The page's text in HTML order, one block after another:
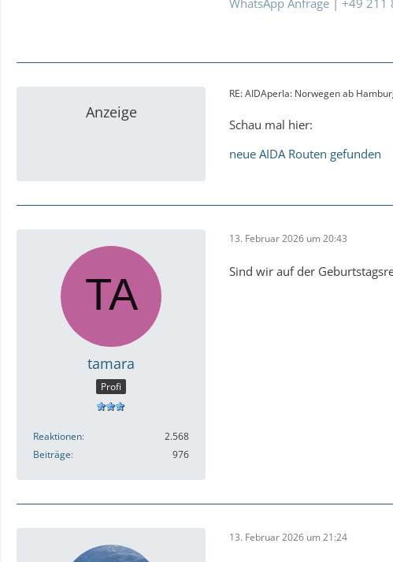
WhatsApp Anfrage | +49 211
Anzeige
RE: AIDAperla: Norwegen ab
Schau mal hier:
neue AIDA Routen gefunden
tamara
Profi
Reaktionen
2.568
Beiträge
976
13. Februar 2026 um 20:43
Sind wir auf der
13. Februar 2026 um 21:24